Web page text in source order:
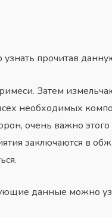
прочитав
Затем
необходимых
очень важно
заключаются в
данные можно